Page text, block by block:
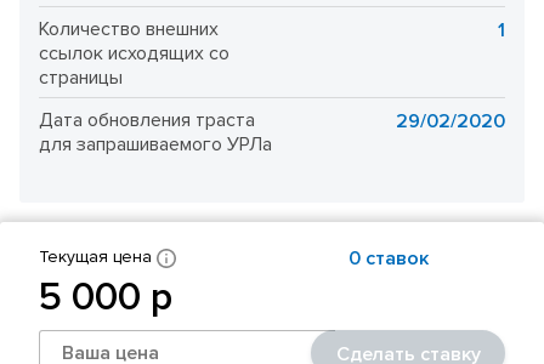
Количество внешних
ссылок исходящих со
страницы
1
Дата обновления траста
для запрашиваемого УРЛа
29/02/2020
Текущая цена 0 cтавок
5 000 р
Сделать ставку